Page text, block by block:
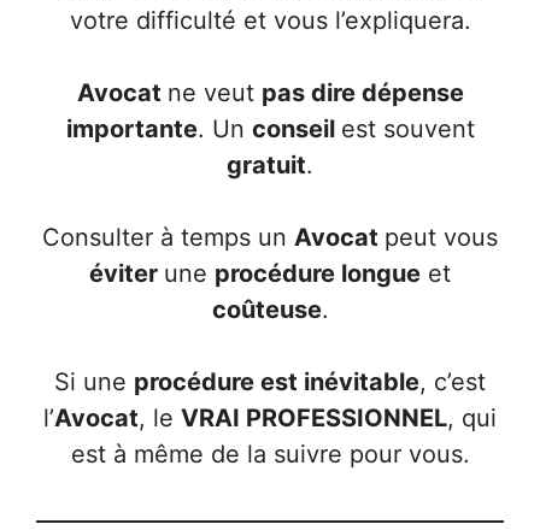
votre difficulté et vous l’expliquera.
Avocat ne veut pas dire dépense
importante. Un conseil est souvent
gratuit.
Consulter à temps un Avocat peut vous
éviter une procédure longue et
coûteuse.
Si une procédure est inévitable, c’est
l’Avocat, le VRAI PROFESSIONNEL, qui
est à même de la suivre pour vous.